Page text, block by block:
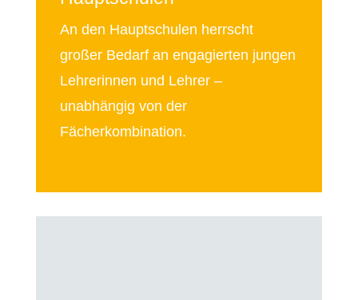
An den Hauptschulen herrscht
großer Bedarf an engagierten jungen
Lehrerinnen und Lehrer –
unabhängig von der
Fächerkombination.